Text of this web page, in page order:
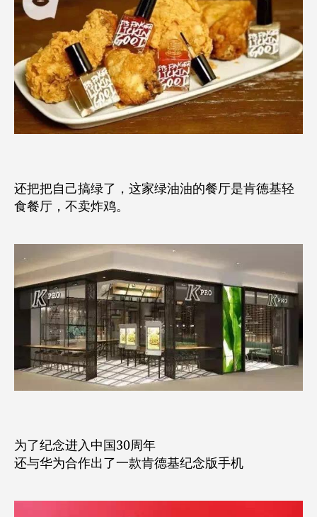
还把把自己搞绿了，这家绿油油的餐厅是肯德基轻
食餐厅，不卖炸鸡。
为了纪念进入中国30周年
还与华为合作出了一款肯德基纪念版手机